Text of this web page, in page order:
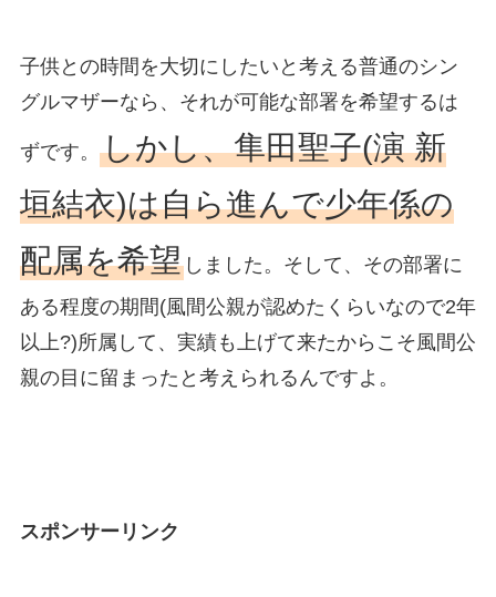
子供との時間を大切にしたいと考える普通のシン
グルマザーなら、それが可能な部署を希望するは
ずです。 しかし、隼田聖子(演 新
垣結衣)は自ら進んで少年係の
配属を希望しました。そして、その部署に
ある程度の期間(風間公親が認めたくらいなので2年
以上?)所属して、実績も上げて来たからこそ風間公
親の目に留まったと考えられるんですよ。
スポンサーリンク